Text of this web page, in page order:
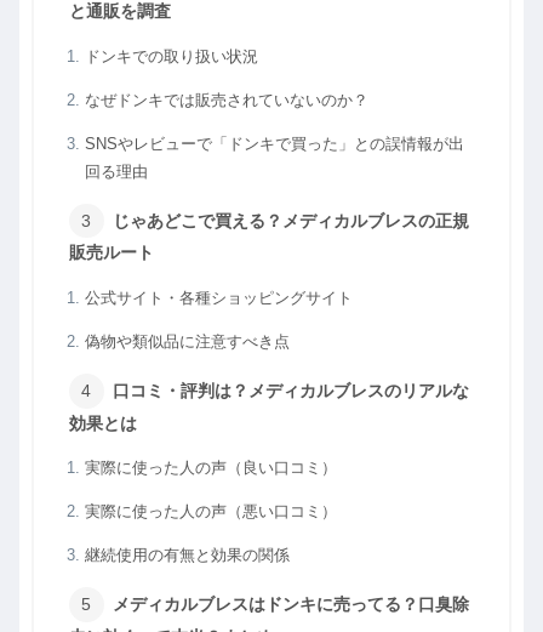
と通販を調査
ドンキでの取り扱い状況
なぜドンキでは販売されていないのか？
SNSやレビューで「ドンキで買った」との誤情報が出
回る理由
じゃあどこで買える？メディカルブレスの正規
販売ルート
公式サイト・各種ショッピングサイト
偽物や類似品に注意すべき点
口コミ・評判は？メディカルブレスのリアルな
効果とは
実際に使った人の声（良い口コミ）
実際に使った人の声（悪い口コミ）
継続使用の有無と効果の関係
メディカルブレスはドンキに売ってる？口臭除